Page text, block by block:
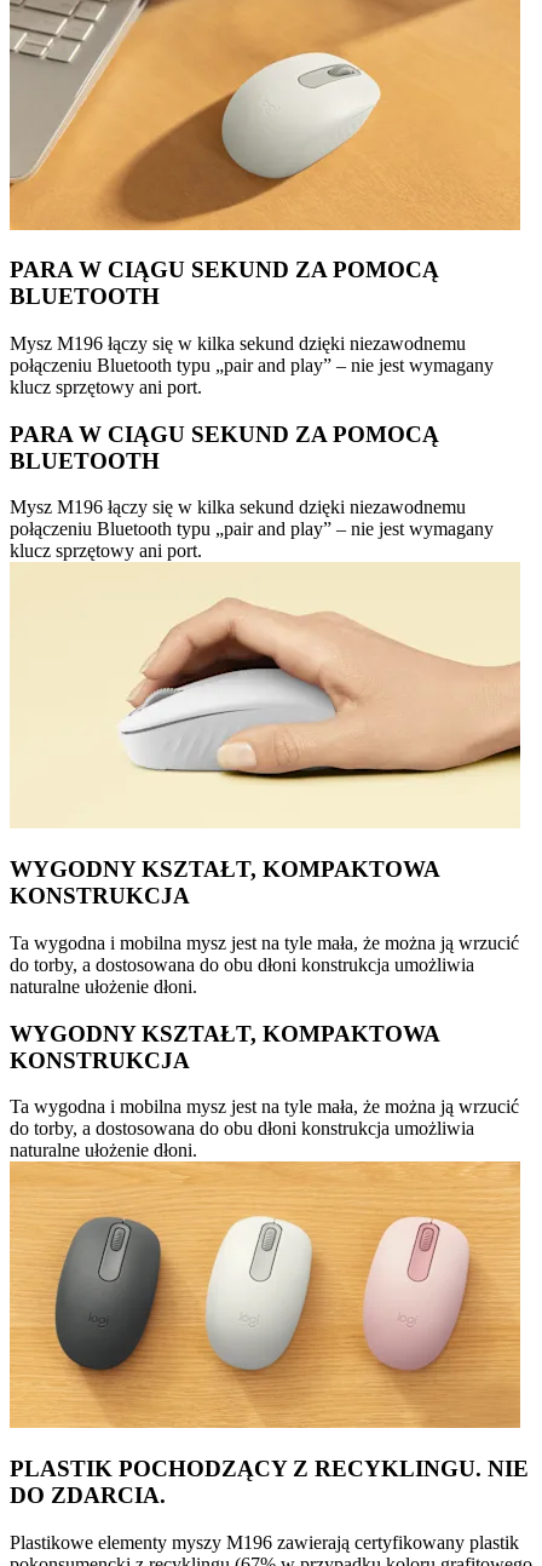
PARA W CIĄGU SEKUND ZA POMOCĄ
BLUETOOTH
Mysz M196 łączy się w kilka sekund dzięki niezawodnemu
połączeniu Bluetooth typu „pair and play” – nie jest wymagany
klucz sprzętowy ani port.
PARA W CIĄGU SEKUND ZA POMOCĄ
BLUETOOTH
Mysz M196 łączy się w kilka sekund dzięki niezawodnemu
połączeniu Bluetooth typu „pair and play” – nie jest wymagany
klucz sprzętowy ani port.
WYGODNY KSZTAŁT, KOMPAKTOWA
KONSTRUKCJA
Ta wygodna i mobilna mysz jest na tyle mała, że można ją wrzucić
do torby, a dostosowana do obu dłoni konstrukcja umożliwia
naturalne ułożenie dłoni.
WYGODNY KSZTAŁT, KOMPAKTOWA
KONSTRUKCJA
Ta wygodna i mobilna mysz jest na tyle mała, że można ją wrzucić
do torby, a dostosowana do obu dłoni konstrukcja umożliwia
naturalne ułożenie dłoni.
PLASTIK POCHODZĄCY Z RECYKLINGU. NIE
DO ZDARCIA.
Plastikowe elementy myszy M196 zawierają certyfikowany plastik